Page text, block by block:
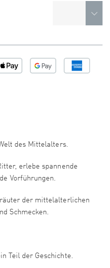
des Mittelalters.
erlebe spannende
Vorführungen.
der mittelalterlichen
Schmecken.
Teil der Geschichte.